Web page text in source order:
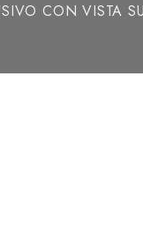
CON VISTA